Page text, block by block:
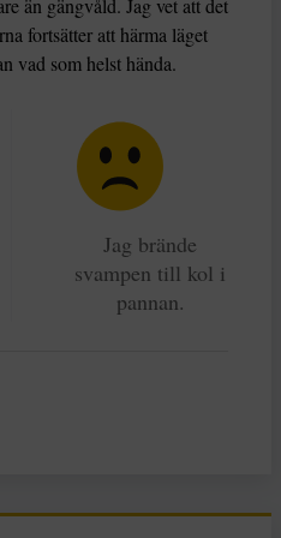
än gängvåld. Jag vet att det
fortsätter att härma läget
vad som helst hända.
Jag brände
svampen till kol i
pannan.